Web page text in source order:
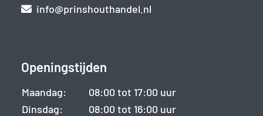
info@prinshouthandel.nl
Openingstijden
Maandag:
08:00 tot 17:00 uur
Dinsdag:
08:00 tot 16:00 uur